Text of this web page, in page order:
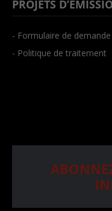
PROJETS
- Formulaire de demande
- Politique de traitement